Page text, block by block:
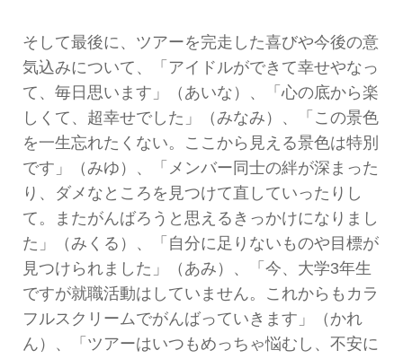
そして最後に、ツアーを完走した喜びや今後の意
気込みについて、「アイドルができて幸せやなっ
て、毎日思います」（あいな）、「心の底から楽
しくて、超幸せでした」（みなみ）、「この景色
を一生忘れたくない。ここから見える景色は特別
です」（みゆ）、「メンバー同士の絆が深まった
り、ダメなところを見つけて直していったりし
て。またがんばろうと思えるきっかけになりまし
た」（みくる）、「自分に足りないものや目標が
見つけられました」（あみ）、「今、大学3年生
ですが就職活動はしていません。これからもカラ
フルスクリームでがんばっていきます」（かれ
ん）、「ツアーはいつもめっちゃ悩むし、不安に